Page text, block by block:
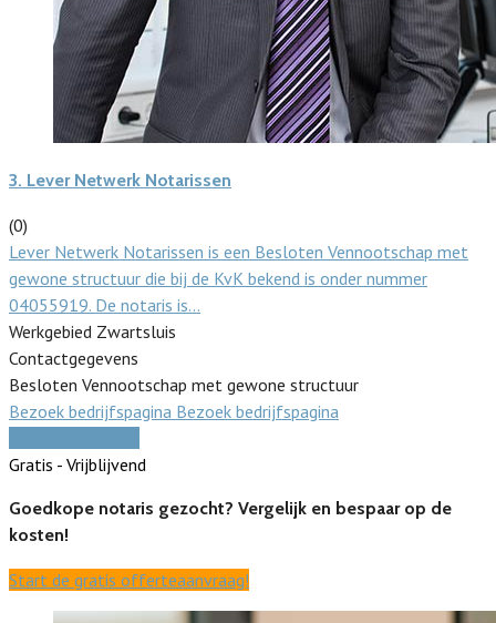
3. Lever Netwerk Notarissen
(0)
Lever Netwerk Notarissen is een Besloten Vennootschap met
gewone structuur die bij de KvK bekend is onder nummer
04055919. De notaris is…
Werkgebied Zwartsluis
Contactgegevens
Besloten Vennootschap met gewone structuur
Bezoek bedrijfspagina Bezoek bedrijfspagina
Gratis - Vrijblijvend
Goedkope notaris gezocht? Vergelijk en bespaar op de
kosten!
Start de gratis offerteaanvraag!